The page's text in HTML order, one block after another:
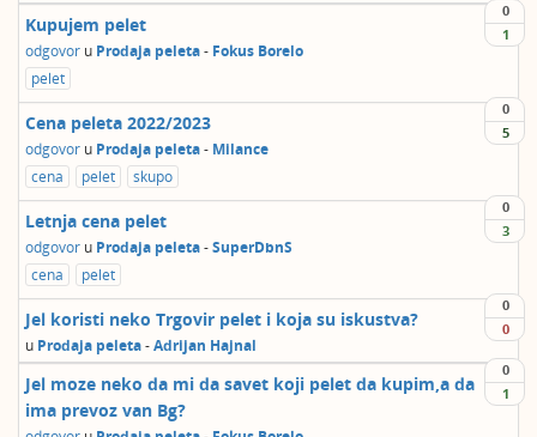
0
1
Kupujem pelet
odgovor u Prodaja peleta- Fokus Borelo
pelet
0
5
Cena peleta 2022/2023
odgovor u Prodaja peleta- Milance
cena
pelet skupo
0
3
Letnja cena pelet
odgovor u Prodaja peleta-SuperDbnS
cena
pelet
0
0
Jel koristi neko Trgovir pelet i koja su iskustva?
u Prodaja peleta-Adrijan Hajnal
0
1
Jel moze neko da mi da savet koji pelet da kupim,a da
ima prevoz van Bg?